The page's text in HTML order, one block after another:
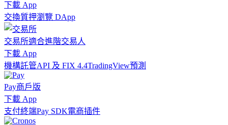
下載 App
交換質押瀏覽 DApp
交易所適合進階交易人
下載 App
機構託管API 及 FIX 4.4TradingView預測
Pay商戶版
下載 App
支付終端Pay SDK電商插件